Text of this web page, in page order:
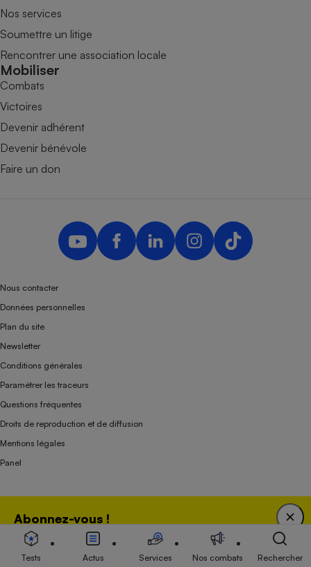
Abonnez-vous !
Bénéficiez d'une expertise unique tout en soutenant
une association 100 % indépendante de l'Etat, des
Nos services
Soumettre un litige
Rencontrer une association locale
Mobiliser
Combats
Victoires
Devenir adhérent
Devenir bénévole
Faire un don
Nous contacter
Données personnelles
Plan du site
Newsletter
Conditions générales
Paramétrer les traceurs
Questions fréquentes
Droits de reproduction et de diffusion
Mentions légales
Panel
Association indépendante de l’État, des syndicats, des producteurs et des
distributeurs depuis 1951.
Tests Actus Services Nos combats Rechercher